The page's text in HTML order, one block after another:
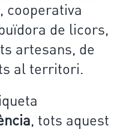
cooperativa
de licors,
artesans, de
al territori.
, tots aquest